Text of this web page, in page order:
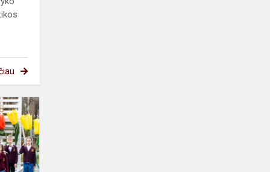
Dainomis
kuriama
bendrystė